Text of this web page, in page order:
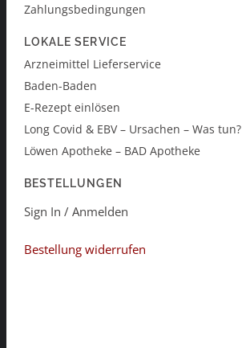
Zahlungsbedingungen
LOKALE SERVICE
Arzneimittel Lieferservice
Baden-Baden
E-Rezept einlösen
Long Covid & EBV – Ursachen – Was tun?
Löwen Apotheke – BAD Apotheke
BESTELLUNGEN
Sign In / Anmelden
Bestellung widerrufen